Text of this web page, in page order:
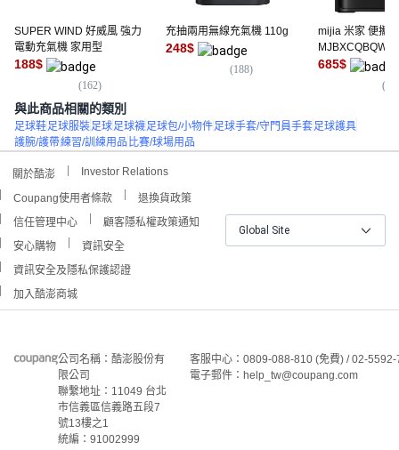
SUPER WIND 好威風 強力
電動充氣機 家用型
188$
(162)
充抽兩用無線充氣機 110g
248$
(188)
mijia 米家 便攜
MJBXCQBQW
685$
(
與此商品相關的類別
足球鞋足球服裝足球足球襪足球包/小物件足球手套/守門員手套足球護具
護腕/護帶練習/訓練用品 比賽/球場用品
關於酷澎 Investor Relations
Coupang使用者條款
退換貨政策
信任管理中心
顧客隱私權政策通知
安心購物
資訊安全
資訊安全及隱私保護認證
加入酷澎商城
Global Site
公司名稱：酷澎股份有
限公司
聯繫地址：11049 台北
市信義區信義路五段7
號13樓之1
統編：91002999
客服中心：0809-088-810 (免費) / 02-
電子郵件：help_tw@coupang.com